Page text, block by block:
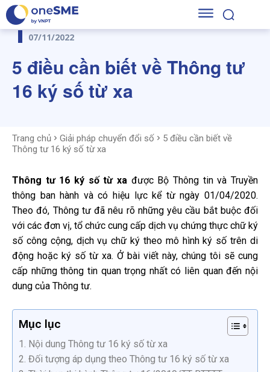
07/11/2022
5 điều cần biết về Thông tư
16 ký số từ xa
Trang chủ Giải pháp chuyển đổi số
5 điều cần biết về
Thông tư 16 ký số từ xa
Thông tư 16 ký số từ xa được Bộ Thông tin và Truyền
thông ban hành và có hiệu lực kể từ ngày 01/04/2020.
Theo đó, Thông tư đã nêu rõ những yêu cầu bắt buộc đối
với các đơn vị, tổ chức cung cấp dịch vụ chứng thực chữ ký
số công cộng, dịch vụ chữ ký theo mô hình ký số trên di
động hoặc ký số từ xa. Ở bài viết này, chúng tôi sẽ cung
cấp những thông tin quan trọng nhất có liên quan đến nội
dung của Thông tư.
Mục lục
1. Nội dung Thông tư 16 ký số từ xa
2. Đối tượng áp dụng theo Thông tư 16 ký số từ xa